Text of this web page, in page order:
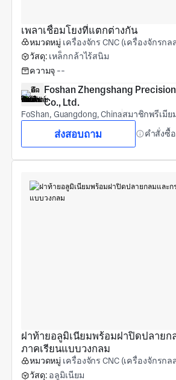
เพลาเชื่อมโยงที่แตกต่างกัน
หมวดหมู่ เครื่องจักร CNC (เครื่องจักรกล
วัสดุ: เหล็กกล้าไร้สนิม
ความจุ --
Foshan Zhengshang
Co., Ltd.
FoShan, Guangdong, Chinaสมาชิกพรีเมีย
ส่งสอบถาม คำสั่งซื้
ฝาท้ายอลูมิเนียมพร้อมฝาปิดปลายก
ภาคเรียนแบบวงกลม
หมวดหมู่ เครื่องจักร CNC (เครื่องจักรกล
วัสดุ: อลูมิเนียม